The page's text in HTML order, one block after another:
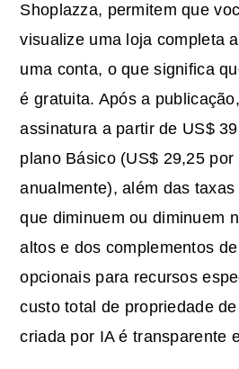
Shoplazza, permitem que
visualize uma loja completa
uma conta, o que significa
é gratuita. Após a
assinatura a partir de US$
plano Básico (US$ 29,25 por
anualmente), além das
que diminuem ou diminuem
altos e dos complementos
opcionais para recursos
custo total de propriedade
criada por IA é transparente